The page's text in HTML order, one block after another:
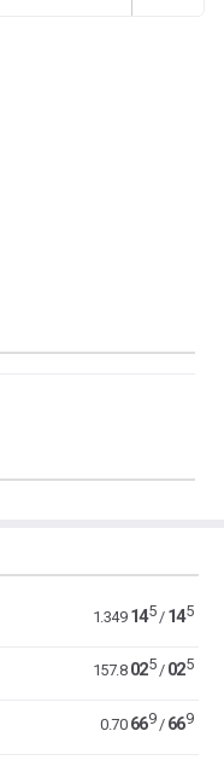
1.349 145/ 145
157.8 025/ 025
0.70 669/ 669